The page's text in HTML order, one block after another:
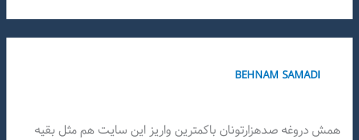
BEHNAM SAMADI
همش دروغه صدهزارتونان باکمترین واریز این سایت هم مثل بقیه